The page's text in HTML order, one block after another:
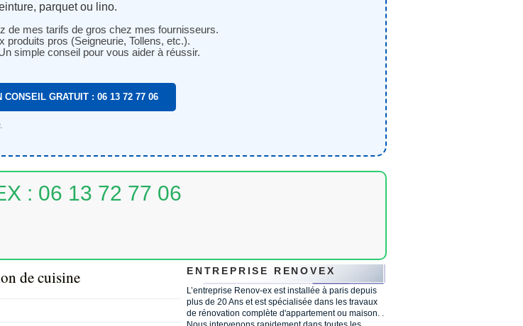
parquet ou lino.
de mes tarifs de gros chez mes fournisseurs.
produits pros (Seigneurie, Tollens, etc.).
simple conseil pour vous aider à réussir.
CONSEIL GRATUIT : 06 13 72 77 06
: 06 13 72 77 06
de cuisine ENTREPRISE RENOVEX
L’entreprise Renov-ex est installée à paris depuis
plus de 20 Ans et est spécialisée dans les travaux
de rénovation complète d'appartement ou maison. .